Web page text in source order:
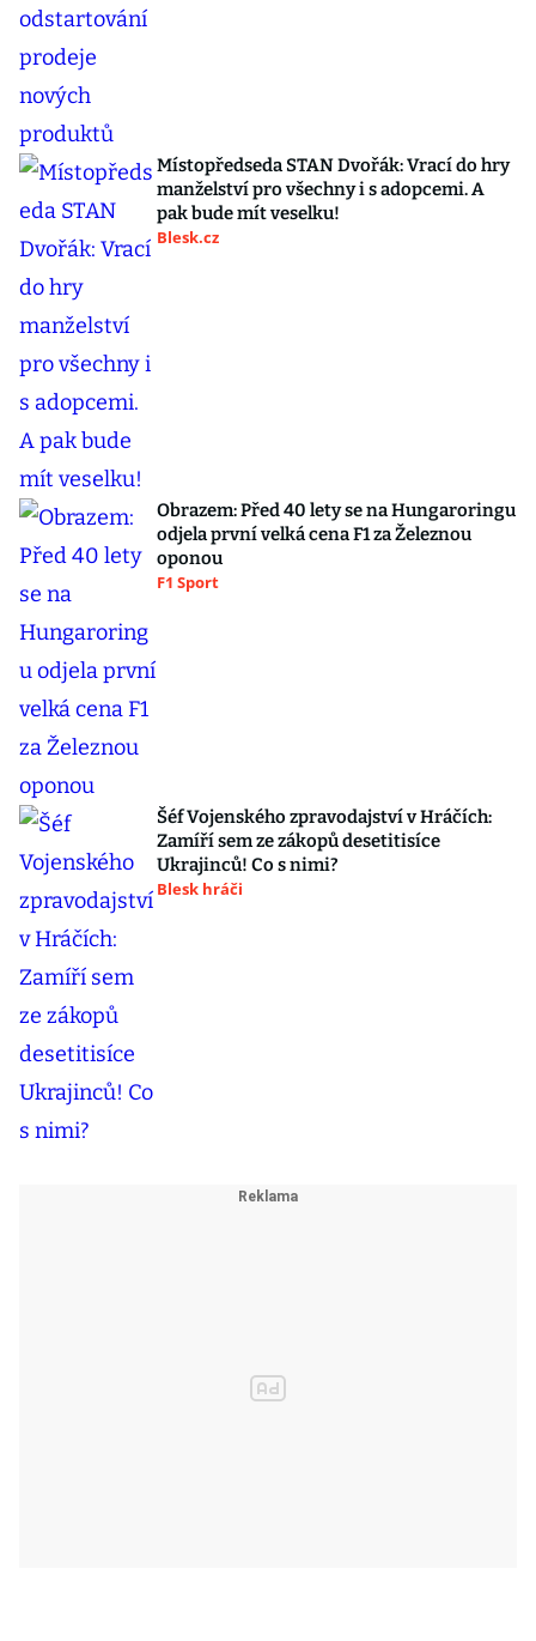
Místopředseda STAN Dvořák: Vrací do hry
manželství pro všechny i s adopcemi. A
pak bude mít veselku!
Blesk.cz
Obrazem: Před 40 lety se na Hungaroringu
odjela první velká cena F1 za Železnou
oponou
F1 Sport
Šéf Vojenského zpravodajství v Hráčích:
Zamíří sem ze zákopů desetitisíce
Ukrajinců! Co s nimi?
Blesk hráči